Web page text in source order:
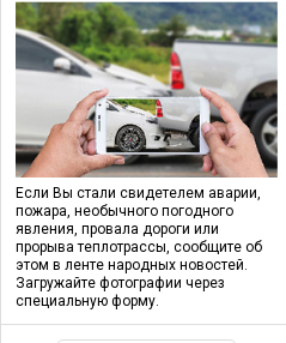
Если Вы стали свидетелем аварии,
пожара, необычного погодного
явления, провала дороги или
прорыва теплотрассы, сообщите об
этом в ленте народных новостей.
Загружайте фотографии через
специальную форму.